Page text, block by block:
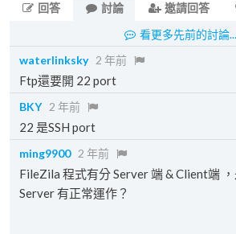
回答
討論 邀請回答
看更多先前的討論...
waterlinksky 2 年前
Ftp還要開 22 port
BKY 2 年前
22 是SSH port
ming9900 2 年前
FileZila 程式有分 Server 端 & Client端
Server 有正常運作？